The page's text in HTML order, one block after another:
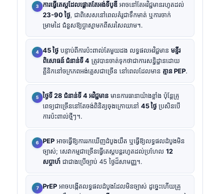
ការធ្វើតេស្តដែលផ្តោតតែអង់ទីបូឌី អាចនៅតែអវិជ្ជមានរហូតដល់
23-90 ថ្ងៃ, ជាពិសេសនៅពេលគំរូជាទឹកមាត់ ឬការចាក់
ម្រាមដៃ ជំនួសឱ្យប្លាស្មាមកពីសរសៃឈាម។.
45 ថ្ងៃ បន្ទាប់ពីការប៉ះពាល់តែមួយដង លទ្ធផលអវិជ្ជមាន មន្ទីរ
ពិសោធន៍ ជំនាន់ទី 4 ត្រូវបានចាត់ទុកថាជាការសន្និដ្ឋានដោយ
គ្លីនិកនៅចក្រភពអង់គ្លេសជាច្រើន នៅពេលដែលមាន គ្មាន PEP.
ថ្ងៃទី 28 ជំនាន់ទី 4 អវិជ្ជមាន មានការធានាយ៉ាងខ្លាំង ប៉ុន្តែគ្រូ
ពេទ្យជាច្រើននៅតែចង់ពិនិត្យចុងក្រោយនៅ 45 ថ្ងៃ ប្រសិនបើ
ការប៉ះពាល់ថ្មីៗ។.
PEP អាចធ្វើឱ្យការរកឃើញដំបូងយឺត ឬធ្វើឱ្យលទ្ធផលដំបូងមិន
ច្បាស់; សេវាកម្មជាច្រើនធ្វើតេស្តបន្តរហូតដល់ប្រហែល 12
សប្តាហ៍ ជាជាងប្រើច្បាប់ 45 ថ្ងៃដ៏សាមញ្ញ។.
PrEP អាចបង្កើតលទ្ធផលដំបូងដែលមិនច្បាស់ ដូច្នេះហើយគ្រូ